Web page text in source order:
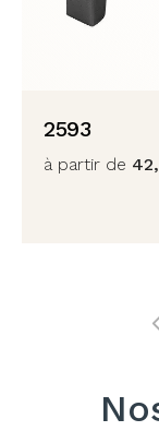
2593
à partir de